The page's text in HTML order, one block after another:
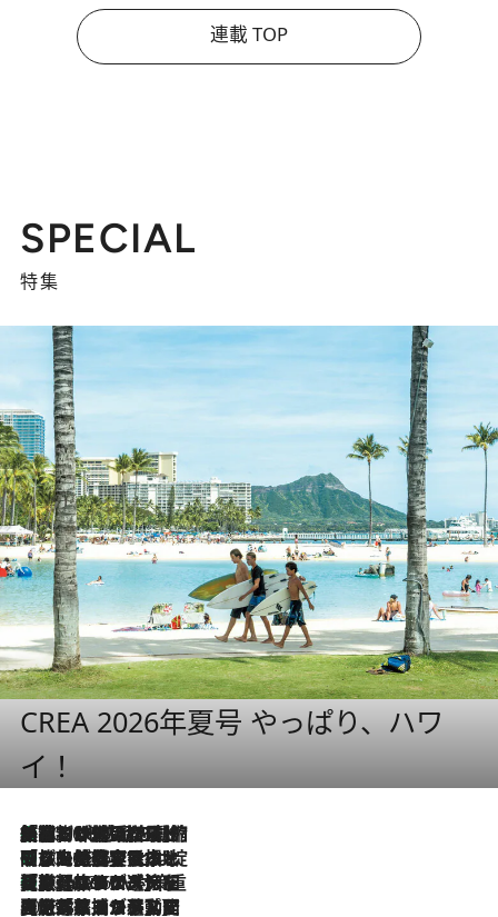
連載 TOP
SPECIAL
特集
CREA 2026年夏号 やっぱり、ハワ
イ！
2026.8.6
「荷物が増えるほど旅ストレスは増す」美容ジャーナリストがたどり着いた最終結論。“化粧品を劇的に減らす”感動の凝縮美容とは
2026.8.6
「旅先には金髪ウィッグを持参」日本と同じメイクでは損してる!? 美容ジャーナリストが提案する“掟破りの旅美容”とは
2026.8.6
【厳選旅コスメ】「身軽さ＆UV対策重視！」ヘアアーティストshucoが選んだ夏旅ベストコスメを発表【Mサイズジップ】
2026.8.5
【厳選旅コスメ】国内をあちこち移動する河井菜摘が選んだ夏旅ベストコスメ発表！「リラックスアイテムはマスト」【Mサイズジップ】